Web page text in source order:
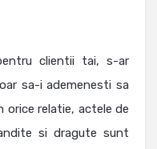
clientii tai, s-ar
sa-i ademenesti sa
orice relatie, actele de
si dragute sunt